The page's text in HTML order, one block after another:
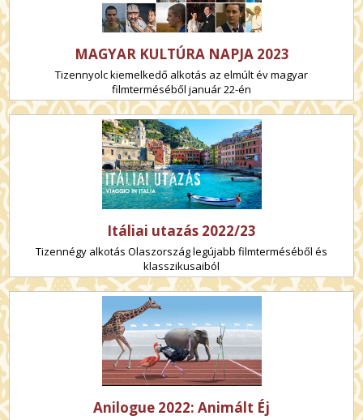
MAGYAR KULTÚRA NAPJA 2023
Tizennyolc kiemelkedő alkotás az elmúlt év magyar
filmterméséből január 22-én
Itáliai utazás 2022/23
Tizennégy alkotás Olaszország legújabb filmterméséből és
klasszikusaiból
Anilogue 2022: Animált Éj